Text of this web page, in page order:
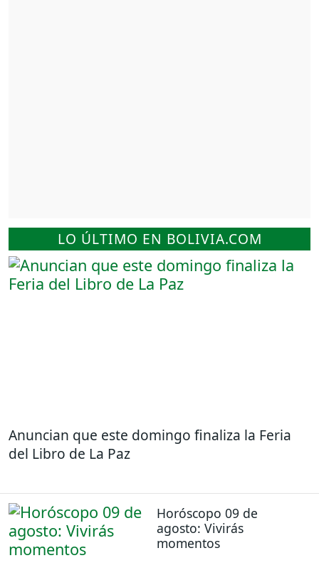
LO ÚLTIMO EN BOLIVIA.COM
Anuncian que este domingo finaliza la Feria
del Libro de La Paz
Horóscopo 09 de
agosto: Vivirás
momentos